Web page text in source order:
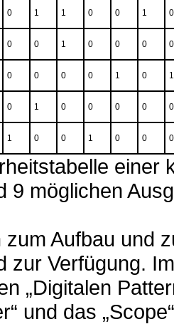
0 1 1 0 0 1 0
0 0 1 0 0 0 0
0 0 0 0 1 0 1
0 1 0 0 0 0 0
1 0 0 1 0 0 0
einer
9 möglichen
zum Aufbau und
zur Verfügung.
„Digitalen
und das